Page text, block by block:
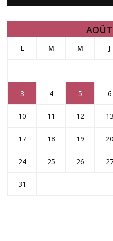
L M M J
3 4 5 6
10 11 12 13
17 18 19 20
24 25 26 27
31